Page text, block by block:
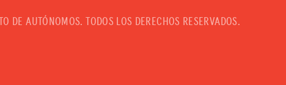
UNIRSE
DE AUTÓNOMOS. TODOS LOS DERECHOS RESERVADOS.